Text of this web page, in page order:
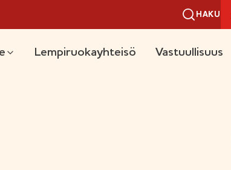
HAKU
Lempiruokayhteisö Vastuullisuus